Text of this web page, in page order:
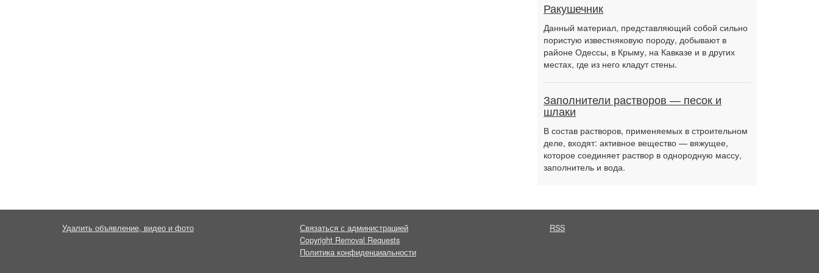
Ракушечник
Данный материал, представляющий собой сильно
пористую известняковую породу, добывают в
районе Одессы, в Крыму, на Кавказе и в других
местах, где из него кладут стены.
Заполнители растворов — песок и
шлаки
В состав растворов, применяемых в строительном
деле, входят: активное вещество — вяжущее,
которое соединяет раствор в однородную массу,
заполнитель и вода.
Удалить объявление, видео и фото
Связаться с администрацией
Copyright Removal Requests
Политика конфиденциальности
RSS